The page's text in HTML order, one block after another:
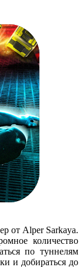
от Alper Sarkaya.
количество
по туннелям
и добираться до